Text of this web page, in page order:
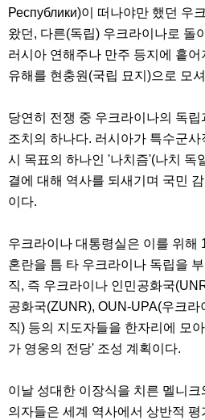
Республики)이 떠나야만 했던 우
왔던, 다른(독립) 우크라이나로 돌
러시아 연해주나 만주 등지에 흩
유해를 현충원(국립 묘지)으로 모
당연히 전쟁 중 우크라이나의 독
조치의 하나다. 러시아가 특수군
시 목표의 하나인 '나치즘'(나치 독
결에 대해 역사를 되새기며 국민
이다.
우크라이나 대통령실은 이를 위해
혼란을 틈 타 우크라이나 독립을
직, 즉 우크라이나 인민공화국
공화국(ZUNR), OUN-UPA(우크라
직) 등의 지도자들을 한자리에 모
가 영웅의 전당' 조성 계획이다.
이날 성대한 이장식을 치른 멜니
의자들은 세계 역사에서 상반적